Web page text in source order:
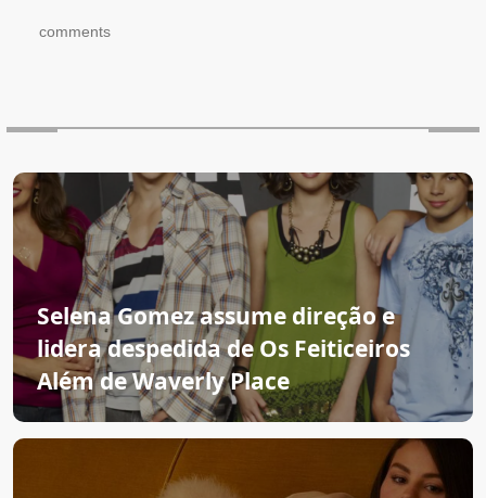
comments
Selena Gomez assume direção e
lidera despedida de Os Feiticeiros
Além de Waverly Place